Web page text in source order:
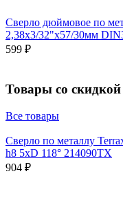
Сверло дюймовое по
2,38x3/32"x57/30мм
599 ₽
Товары со скидкой
Все товары
Сверло по металлу
h8 5xD 118° 214090TX
904 ₽